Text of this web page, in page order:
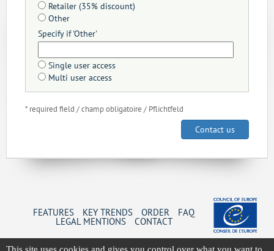
Retailer (35% discount)
Other
Specify if 'Other'
Single user access
Multi user access
* required field / champ obligatoire / Pflichtfeld
Contact us
FEATURES KEY TRENDS ORDER FAQ
LEGAL MENTIONS CONTACT